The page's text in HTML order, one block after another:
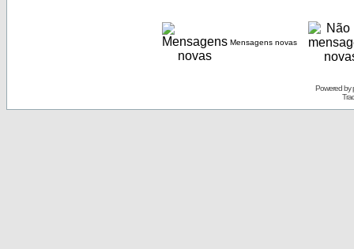
Mensagens novas
Powered by